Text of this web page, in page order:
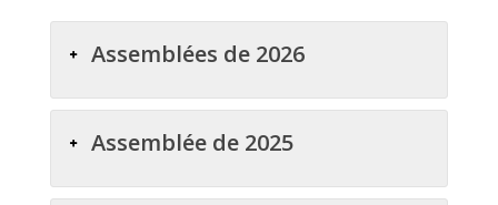
Assemblées de 2026
Assemblée de 2025